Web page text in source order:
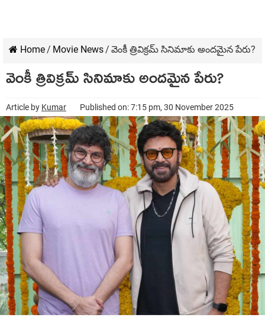
Home/ Movie News/ వెంకీ త్రివిక్రమ్ సినిమాకు అందమైన పేరు?
వెంకీ త్రివిక్రమ్ సినిమాకు అందమైన పేరు?
Article by Kumar Published on: 7:15 pm, 30 November 2025